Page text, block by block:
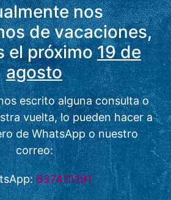
nos
de vacaciones,
el próximo19 de
agosto
escrito alguna consulta o
vuelta, lo pueden hacer a
de WhatsApp o nuestro
correo:
637471191